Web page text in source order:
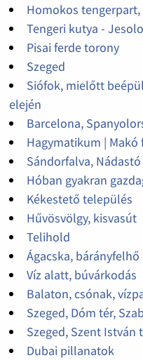
Homokos
Tengeri kutya -
Pisai ferde torony
Szeged
Siófok, mielőtt
elején
Barcelona,
Hagymatikum | Makó
Sándorfalva, Nádastó
Hóban gyakran
Kékestető település
Hűvösvölgy, kisvasút
Telihold
Ágacska, bárányfelhő
Víz alatt, búvárkodás
Balaton, csónak,
Szeged, Dóm tér,
Szeged, Szent István
Dubai pillanatok